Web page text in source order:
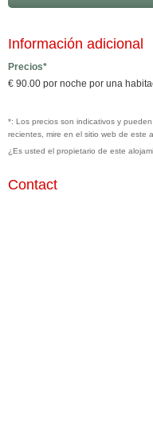
Información adicional
Precios*
€ 90.00 por noche por una
*: Los precios son indicativos y
recientes, mire en el sitio web de este
¿Es usted el propietario de este
Contact